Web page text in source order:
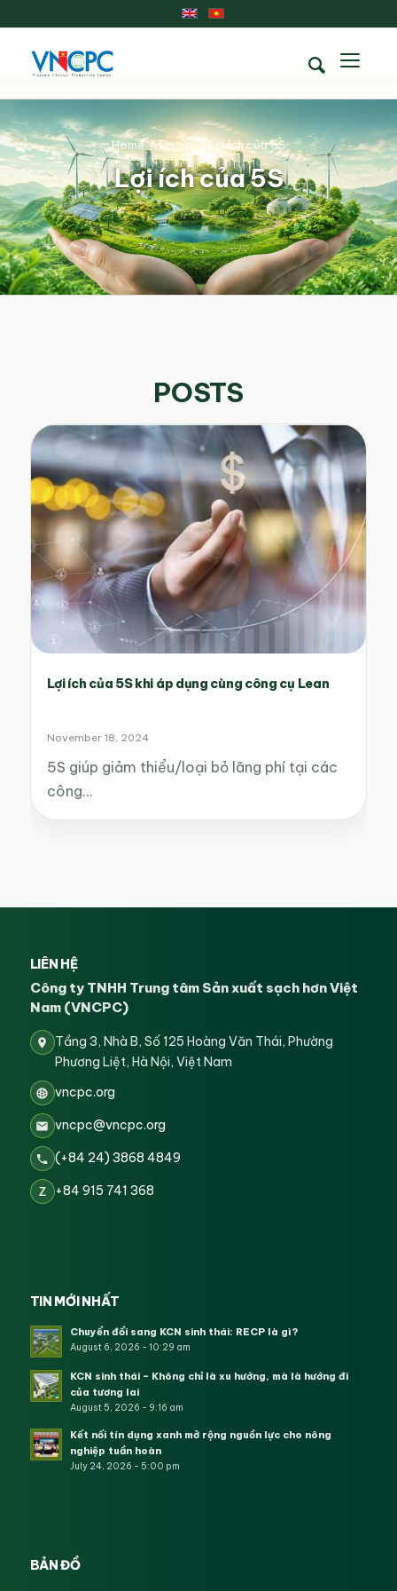
Lợi ích của 5S
Home /Tin tức /Lợi ích của 5S
POSTS
Lợi ích của 5S khi áp dụng cùng công cụ Lean
November 18, 2024
5S giúp giảm thiểu/loại bỏ lãng phí tại các
công…
LIÊN HỆ
Công ty TNHH Trung tâm Sản xuất sạch hơn Việt
Nam (VNCPC)
Tầng 3, Nhà B, Số 125 Hoàng Văn Thái, Phường
Phương Liệt, Hà Nội, Việt Nam
vncpc.org
vncpc@vncpc.org
(+84 24) 3868 4849
Z +84 915 741 368
TIN MỚI NHẤT
Chuyển đổi sang KCN sinh thái: RECP là gì?
August 6, 2026 - 10:29 am
KCN sinh thái – Không chỉ là xu hướng, mà là hướng đi
của tương lai
August 5, 2026 - 9:16 am
Kết nối tín dụng xanh mở rộng nguồn lực cho nông
nghiệp tuần hoàn
July 24, 2026 - 5:00 pm
BẢN ĐỒ